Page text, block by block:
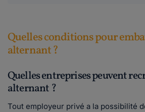
Quelles conditions pour
alternant ?
Quelles entreprises peuvent
alternant ?
Tout employeur privé a la possibilité